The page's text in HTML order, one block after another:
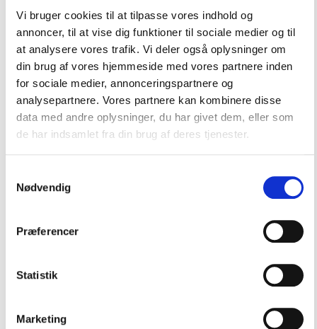
Vi bruger cookies til at tilpasse vores indhold og
annoncer, til at vise dig funktioner til sociale medier og til
at analysere vores trafik. Vi deler også oplysninger om
din brug af vores hjemmeside med vores partnere inden
for sociale medier, annonceringspartnere og
analysepartnere. Vores partnere kan kombinere disse
data med andre oplysninger, du har givet dem, eller som
de har indsamlet fra din brug af deres tjenester.
Nødvendig
Præferencer
Statistik
Marketing
Kontakt os
Dhr hankelampe olie rf 9878 olie
Olielampe med hank i rustfrit stål
1.279,00